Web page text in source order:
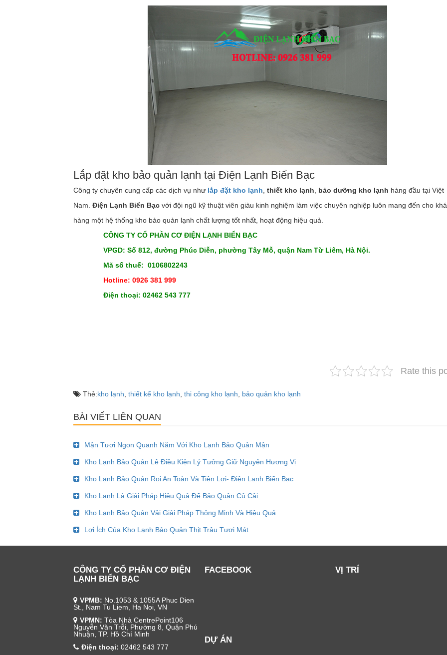
Lắp đặt kho bảo quản lạnh tại Điện Lạnh Biển Bạc
Công ty chuyên cung cấp các dịch vụ như lắp đặt kho lạnh thiết kho lạnh bảo dưỡng kho lạnh hàng đầu tại Việt
Nam. Điện Lạnh Biển Bạc với đội ngũ kỹ thuật viên giàu kinh nghiệm làm việc chuyên nghiệp luôn mang đến cho
hàng một hệ thống kho bảo quản lạnh chất lượng tốt nhất, hoạt động hiệu quả.
CÔNG TY CỔ PHẦN CƠ ĐIỆN LẠNH BIỂN BẠC
VPGD: Số 812, đường Phúc Diễn, phường Tây Mỗ, quận Nam Từ Liêm, Hà Nội.
Mã số thuế: 0106802243
Hotline: 0926 381 999
Điện thoại: 02462 543 777
Rate this
Thẻ:kho lạnh thiết kế kho lạnh thi công kho lạnh bảo quản kho lạnh
BÀI VIẾT LIÊN QUAN
Mận Tươi Ngon Quanh Năm Với Kho Lạnh Bảo Quản Mận
Kho Lạnh Bảo Quản Lê Điều Kiện Lý Tưởng Giữ Nguyên Hương Vị
Kho Lạnh Bảo Quản Roi An Toàn Và Tiện Lợi- Điện Lạnh Biển Bạc
Kho Lạnh Là Giải Pháp Hiệu Quả Để Bảo Quản Củ Cải
Kho Lạnh Bảo Quản Vải Giải Pháp Thông Minh Và Hiệu Quả
Lợi Ích Của Kho Lạnh Bảo Quản Thịt Trâu Tươi Mát
CÔNG TY CỔ PHẦN CƠ ĐIỆN
LẠNH BIỂN BẠC
VPMB: No.1053 & 1055A Phuc Dien
St., Nam Tu Liem, Ha Noi, VN
VPMN: Tòa Nhà CentrePoint106
Nguyễn Văn Trỗi, Phường 8, Quận Phú
Nhuận, TP. Hồ Chí Minh
Điện thoại: 02462 543 777
FACEBOOK
DỰ ÁN
VỊ TRÍ